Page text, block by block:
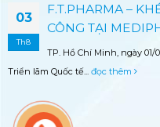
03
Th8
F.T.PHARMA –
CÔNG TẠI
TP. Hồ Chí Minh, ngày 01/
Triển lãm Quốc tế... đọc thêm